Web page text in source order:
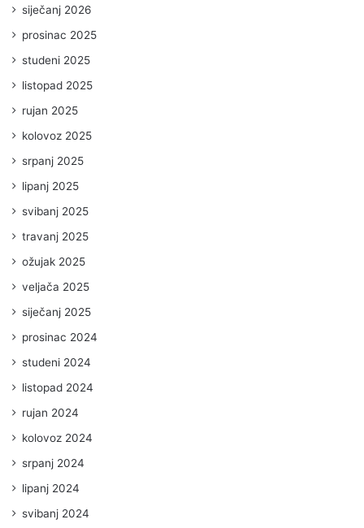
siječanj 2026
prosinac 2025
studeni 2025
listopad 2025
rujan 2025
kolovoz 2025
srpanj 2025
lipanj 2025
svibanj 2025
travanj 2025
ožujak 2025
veljača 2025
siječanj 2025
prosinac 2024
studeni 2024
listopad 2024
rujan 2024
kolovoz 2024
srpanj 2024
lipanj 2024
svibanj 2024